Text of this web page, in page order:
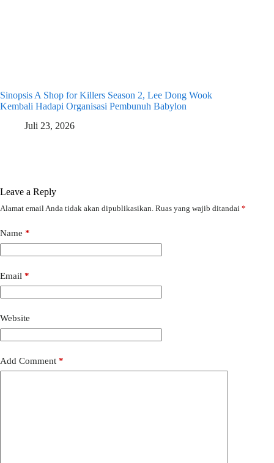
Sinopsis A Shop for Killers Season 2, Lee Dong Wook
Kembali Hadapi Organisasi Pembunuh Babylon
Juli 23, 2026
Leave a Reply
Alamat email Anda tidak akan dipublikasikan. Ruas yang wajib ditandai *
Name *
Email *
Website
Add Comment *